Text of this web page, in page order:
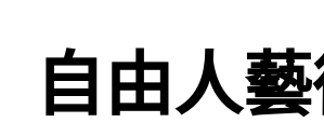
自由人